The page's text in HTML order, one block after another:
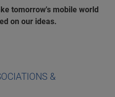
tomorrow's mobile world
on our ideas.
&